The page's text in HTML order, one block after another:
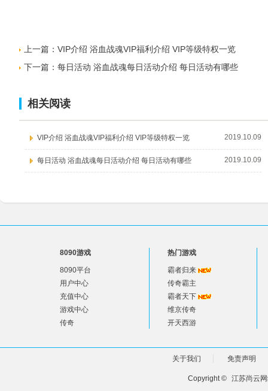
上一篇： VIP介绍 浴血战魂VIP福利介绍 VIP等级特权一览
下一篇： 每日活动 浴血战魂每日活动介绍 每日活动有哪些
相关阅读
VIP介绍 浴血战魂VIP福利介绍 VIP等级特权一览 2019.10.09
每日活动 浴血战魂每日活动介绍 每日活动有哪些 2019.10.09
8090游戏
8090平台
用户中心
充值中心
游戏中心
传奇
热门游戏
霸者归来
传奇霸主
霸者天下
维京传奇
开天西游
关于我们 免责声明
Copyright © 江苏尚云